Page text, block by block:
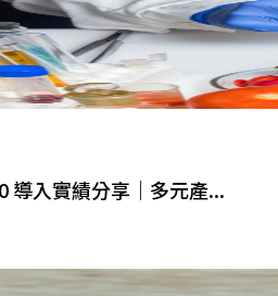
導入實績分享｜多元產...